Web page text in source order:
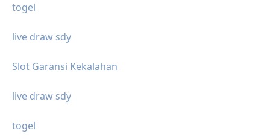
togel
live draw sdy
Slot Garansi Kekalahan
live draw sdy
togel